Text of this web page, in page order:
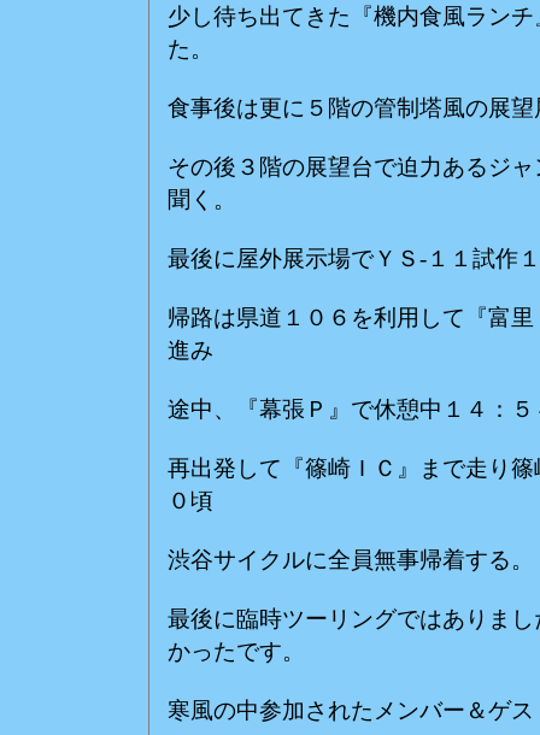
少し待ち出てきた『機内食風ラン
た。
食事後は更に５階の管制塔風の展
その後３階の展望台で迫力あるジ
聞く。
最後に屋外展示場でＹＳ-１１試作
帰路は県道１０６を利用して『富
進み
途中、『幕張Ｐ』で休憩中１４：
再出発して『篠崎ＩＣ』まで走り
０頃
渋谷サイクルに全員無事帰着する。
最後に臨時ツーリングではありま
かったです。
寒風の中参加されたメンバー＆ゲ